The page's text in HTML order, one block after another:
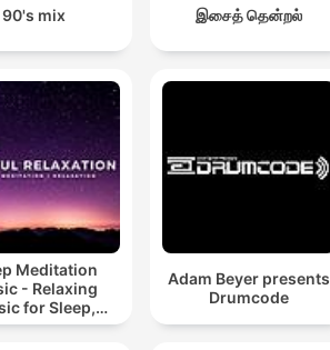
90's mix இசைத் தென்றல்
Meditation
- Relaxing
for Sleep,
&
Adam Beyer presents
Drumcode